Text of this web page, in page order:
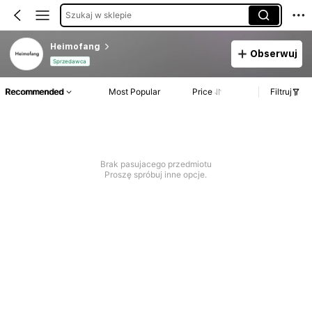
Szukaj w sklepie
Heimofang
Sprzedawca
Obserwuj
Recommended Most Popular Price Filtruj
Brak pasujacego przedmiotu
Proszę spróbuj inne opcje.